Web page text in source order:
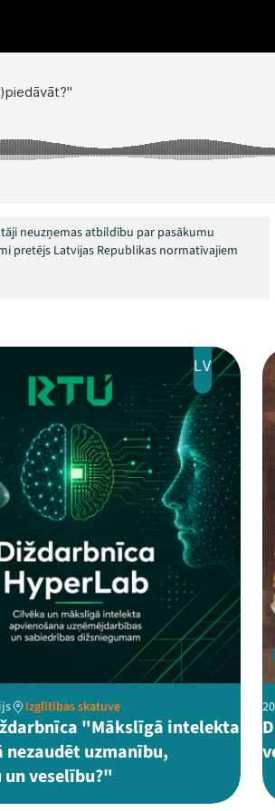
neuzņemas atbildību par pasākumu
pretējs Latvijas Republikas normatīvajiem
LV
Izglītības skatuve
"Mākslīgā intelekta
uzmanību,
veselību?"